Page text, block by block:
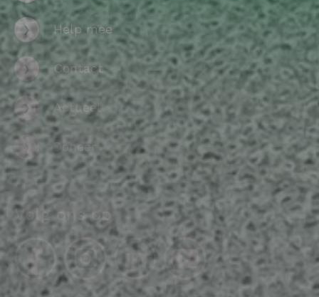
› Help mee
› Contact
› Actueel
› Doneer
Volg ons op